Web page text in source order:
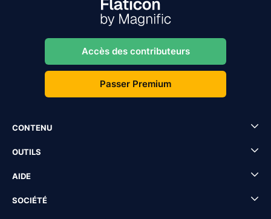
Accès des contributeurs
Passer Premium
CONTENU
OUTILS
AIDE
SOCIÉTÉ